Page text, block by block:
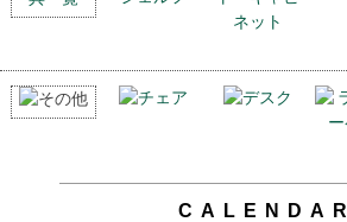
CALENDAR